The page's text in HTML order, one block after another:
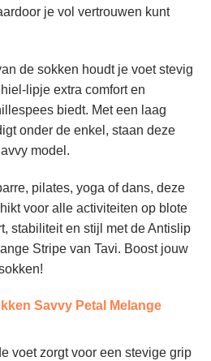
je vol vertrouwen kunt
de sokken houdt je voet stevig
lipje extra comfort en
biedt. Met een laag
onder de enkel, staan deze
model.
pilates, yoga of dans, deze
voor alle activiteiten op blote
stabiliteit en stijl met de Antislip
Stripe van Tavi. Boost jouw
Savvy Petal Melange
voet zorgt voor een stevige grip